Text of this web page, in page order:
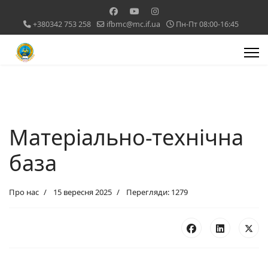
+380342 753 258 ifbmc@mc.if.ua Пн-Пт 08:00-16:45
Матеріально-технічна
база
Про нас 15 вересня 2025 Перегляди: 1279